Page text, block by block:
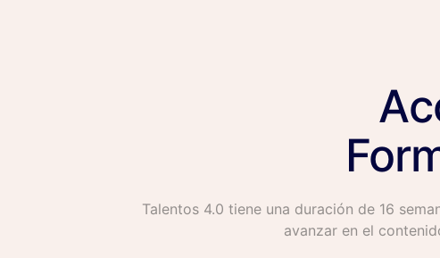
Talentos 4.0 tiene una duración de 16
avanzar en el